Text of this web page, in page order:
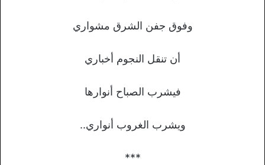
وفوق جفن الشرق مشواري
أن تنقل النجوم أخباري
فيشرب الصباح أنوارها
ويشرب الغروب أنواري..
***